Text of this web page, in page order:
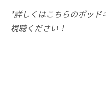
*詳しくはこちらのポッ
視聴ください！